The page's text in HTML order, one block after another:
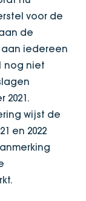
voor de
de
aan iedereen
nog niet
2021.
wijst de
en 2022